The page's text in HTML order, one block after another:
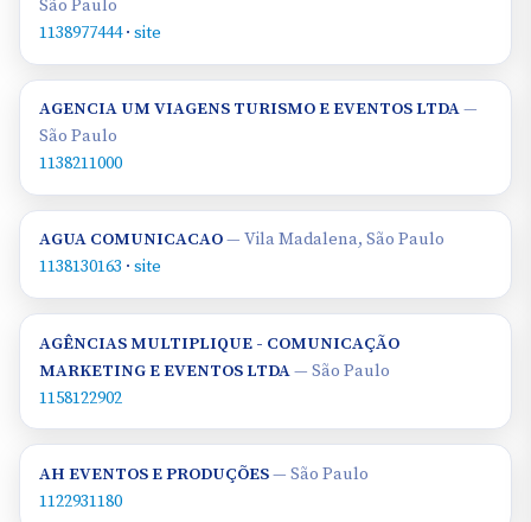
São Paulo
1138977444· site
AGENCIA UM VIAGENS TURISMO E EVENTOS LTDA—
São Paulo
1138211000
AGUA COMUNICACAO— Vila Madalena, São Paulo
1138130163 · site
AGÊNCIAS MULTIPLIQUE - COMUNICAÇÃO
MARKETING E EVENTOS LTDA— São Paulo
1158122902
AH EVENTOS E PRODUÇÕES— São Paulo
1122931180